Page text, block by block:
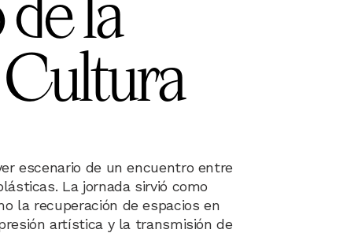
escenario de un encuentro entre
La jornada sirvió como
la recuperación de espacios en
artística y la transmisión de